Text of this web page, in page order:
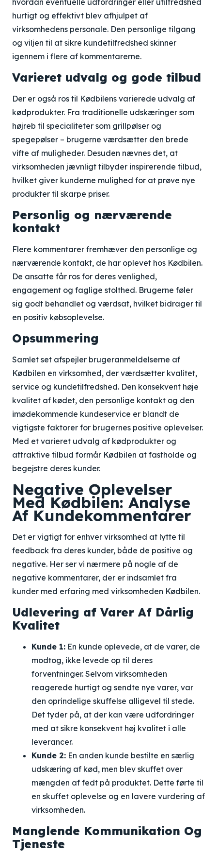
hvordan eventuelle udfordringer eller utilfredshed
hurtigt og effektivt blev afhjulpet af
virksomhedens personale. Den personlige tilgang
og viljen til at sikre kundetilfredshed skinner
igennem i flere af kommentarerne.
Varieret udvalg og gode tilbud
Der er også ros til Kødbilens varierede udvalg af
kødprodukter. Fra traditionelle udskæringer som
højreb til specialiteter som grillpølser og
spegepølser – brugerne værdsætter den brede
vifte af muligheder. Desuden nævnes det, at
virksomheden jævnligt tilbyder inspirerende tilbud,
hvilket giver kunderne mulighed for at prøve nye
produkter til skarpe priser.
Personlig og nærværende
kontakt
Flere kommentarer fremhæver den personlige og
nærværende kontakt, de har oplevet hos Kødbilen.
De ansatte får ros for deres venlighed,
engagement og faglige stolthed. Brugerne føler
sig godt behandlet og værdsat, hvilket bidrager til
en positiv købsoplevelse.
Opsummering
Samlet set afspejler brugeranmeldelserne af
Kødbilen en virksomhed, der værdsætter kvalitet,
service og kundetilfredshed. Den konsekvent høje
kvalitet af kødet, den personlige kontakt og den
imødekommende kundeservice er blandt de
vigtigste faktorer for brugernes positive oplevelser.
Med et varieret udvalg af kødprodukter og
attraktive tilbud formår Kødbilen at fastholde og
begejstre deres kunder.
Negative Oplevelser
Med Kødbilen: Analyse
Af Kundekommentarer
Det er vigtigt for enhver virksomhed at lytte til
feedback fra deres kunder, både de positive og
negative. Her ser vi nærmere på nogle af de
negative kommentarer, der er indsamlet fra
kunder med erfaring med virksomheden Kødbilen.
Udlevering af Varer Af Dårlig
Kvalitet
Kunde 1: En kunde oplevede, at de varer, de
modtog, ikke levede op til deres
forventninger. Selvom virksomheden
reagerede hurtigt og sendte nye varer, var
den oprindelige skuffelse alligevel til stede.
Det tyder på, at der kan være udfordringer
med at sikre konsekvent høj kvalitet i alle
leverancer.
Kunde 2: En anden kunde bestilte en særlig
udskæring af kød, men blev skuffet over
mængden af fedt på produktet. Dette førte til
en skuffet oplevelse og en lavere vurdering af
virksomheden.
Manglende Kommunikation Og
Tjeneste